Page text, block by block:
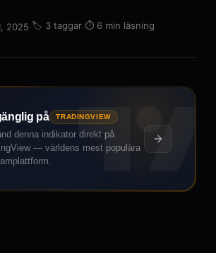
2025·🏷️ 3 taggar·⏱️ 6 min läsning
på TRADINGVIEW
denna indikator direkt på
— världens mest populära